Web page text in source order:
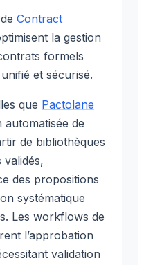
Contract
la gestion
formels
et sécurisé.
que Pactolane
de
de bibliothèques
validés,
des propositions
systématique
Les workflows de
l’approbation
validation